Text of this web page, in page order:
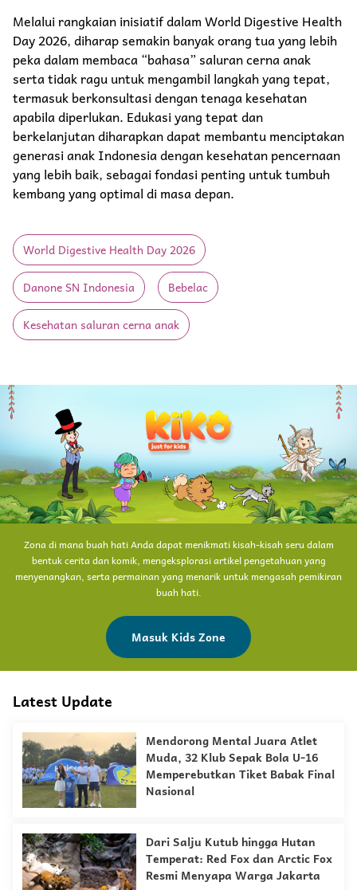
Melalui rangkaian inisiatif dalam World Digestive Health
Day 2026, diharap semakin banyak orang tua yang lebih
peka dalam membaca “bahasa” saluran cerna anak
serta tidak ragu untuk mengambil langkah yang tepat,
termasuk berkonsultasi dengan tenaga kesehatan
apabila diperlukan. Edukasi yang tepat dan
berkelanjutan diharapkan dapat membantu menciptakan
generasi anak Indonesia dengan kesehatan pencernaan
yang lebih baik, sebagai fondasi penting untuk tumbuh
kembang yang optimal di masa depan.
World Digestive Health Day 2026
Danone SN Indonesia Bebelac
Kesehatan saluran cerna anak
Zona di mana buah hati Anda dapat menikmati kisah-kisah seru dalam
bentuk cerita dan komik, mengeksplorasi artikel pengetahuan yang
menyenangkan, serta permainan yang menarik untuk mengasah pemikiran
buah hati.
Masuk Kids Zone
Latest Update
Mendorong Mental Juara Atlet
Muda, 32 Klub Sepak Bola U-16
Memperebutkan Tiket Babak Final
Nasional
Dari Salju Kutub hingga Hutan
Temperat: Red Fox dan Arctic Fox
Resmi Menyapa Warga Jakarta